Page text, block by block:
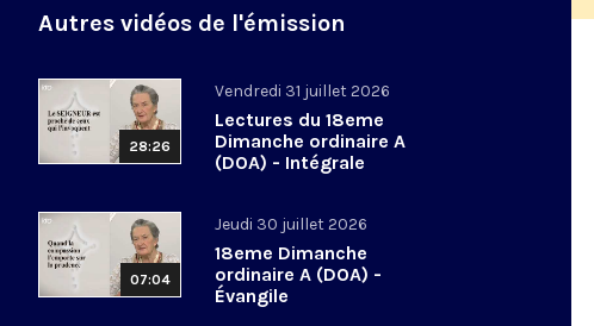
Autres vidéos de l'émission
28:26
Vendredi 31 juillet 2026
Lectures du 18eme
Dimanche ordinaire A
(DOA) - Intégrale
07:04
Jeudi 30 juillet 2026
18eme Dimanche
ordinaire A (DOA) -
Évangile